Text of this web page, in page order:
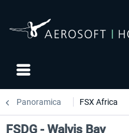
Panoramica FSX Africa
FSDG - Walvis Bay